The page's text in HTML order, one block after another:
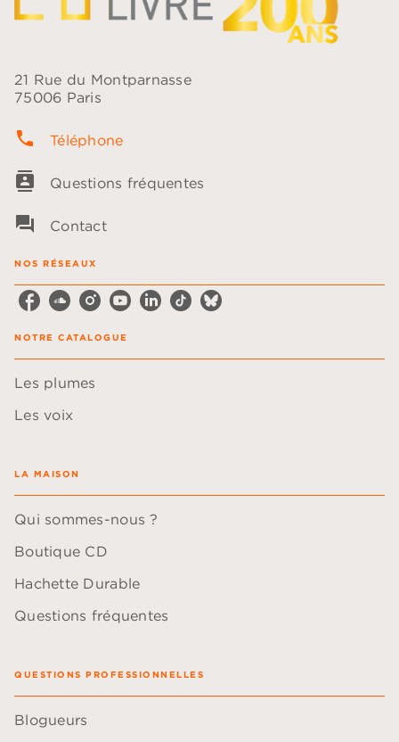
21 Rue du Montparnasse
75006 Paris
phone Téléphone
contacts Questions fréquentes
question_answer Contact
NOS RÉSEAUX
NOTRE CATALOGUE
Les plumes
Les voix
LA MAISON
Qui sommes-nous ?
Boutique CD
Hachette Durable
Questions fréquentes
QUESTIONS PROFESSIONNELLES
Blogueurs